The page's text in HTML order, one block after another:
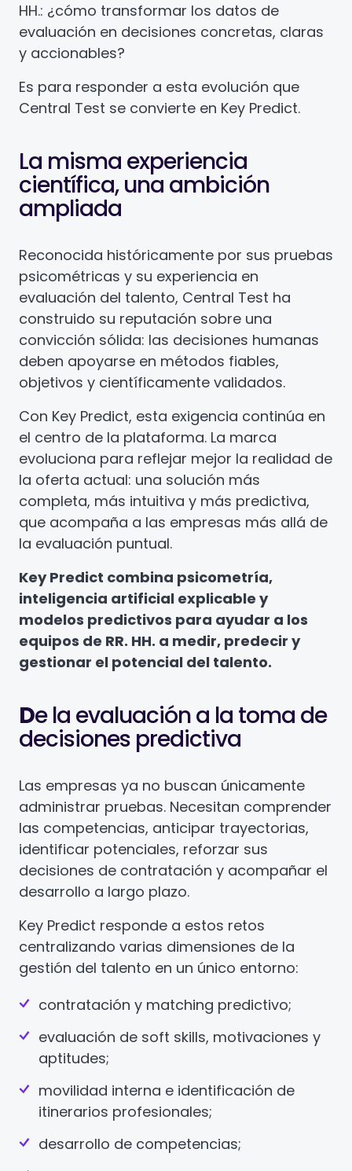
HH.: ¿cómo transformar los datos de
evaluación en decisiones concretas, claras
y accionables?
Es para responder a esta evolución que
Central Test se convierte en Key Predict.
La misma experiencia
científica, una ambición
ampliada
Reconocida históricamente por sus pruebas
psicométricas y su experiencia en
evaluación del talento, Central Test ha
construido su reputación sobre una
convicción sólida: las decisiones humanas
deben apoyarse en métodos fiables,
objetivos y científicamente validados.
Con Key Predict, esta exigencia continúa en
el centro de la plataforma. La marca
evoluciona para reflejar mejor la realidad de
la oferta actual: una solución más
completa, más intuitiva y más predictiva,
que acompaña a las empresas más allá de
la evaluación puntual.
Key Predict combina psicometría,
inteligencia artificial explicable y
modelos predictivos para ayudar a los
equipos de RR. HH. a medir, predecir y
gestionar el potencial del talento.
De la evaluación a la toma de
decisiones predictiva
Las empresas ya no buscan únicamente
administrar pruebas. Necesitan comprender
las competencias, anticipar trayectorias,
identificar potenciales, reforzar sus
decisiones de contratación y acompañar el
desarrollo a largo plazo.
Key Predict responde a estos retos
centralizando varias dimensiones de la
gestión del talento en un único entorno:
contratación y matching predictivo;
evaluación de soft skills, motivaciones y
aptitudes;
movilidad interna e identificación de
itinerarios profesionales;
desarrollo de competencias;